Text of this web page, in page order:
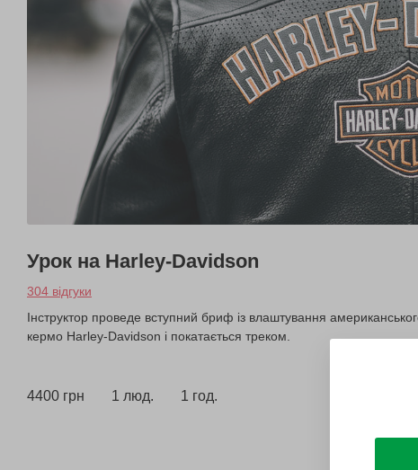
Урок на Harley-Davidson
304 відгуки
Інструктор проведе вступний бриф із влаштування
кермо Harley-Davidson і покатається треком.
4400 грн 1 люд. 1 год.